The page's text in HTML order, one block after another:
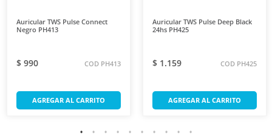
Auricular TWS Pulse Connect
Negro PH413
$ 990 COD PH413
AGREGAR AL CARRITO
Auricular TWS Pulse Deep Black
24hs PH425
$ 1.159 COD PH425
AGREGAR AL CARRITO